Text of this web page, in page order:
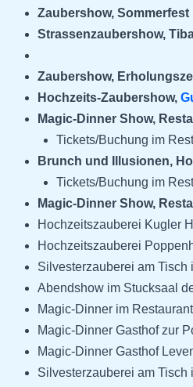
Zaubershow, Sommerfest
Strassenzaubershow,
Zaubershow,
Hochzeits-Zaubershow,
Magic-Dinner Show,
Tickets/Buchung im
Brunch und Illusionen,
Tickets/Buchung im
Magic-Dinner Show,
Hochzeitszauberei Kugler
Hochzeitszauberei
Silvesterzauberei am Tisch
Abendshow im Stucksaal
Magic-Dinner im
Magic-Dinner Gasthof zur
Magic-Dinner Gasthof
Silvesterzauberei am